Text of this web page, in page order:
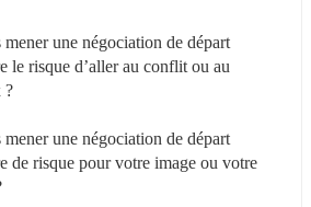
mener une négociation de départ
le risque d’aller au conflit ou au
?
mener une négociation de départ
de risque pour votre image ou votre